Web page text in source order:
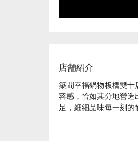
店舗紹介
築間幸福鍋物板橋雙
容感，恰如其分地營
足，細細品味每一刻的
在如此迷人的環境中